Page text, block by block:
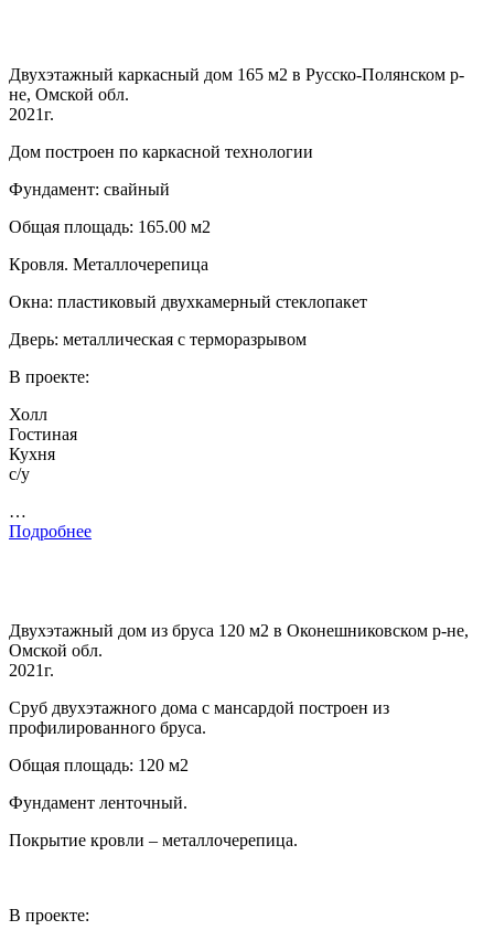
Двухэтажный каркасный дом 165 м2 в Русско-Полянском р-
не, Омской обл.
2021г.
Дом построен по каркасной технологии
Фундамент: свайный
Общая площадь: 165.00 м2
Кровля. Металлочерепица
Окна: пластиковый двухкамерный стеклопакет
Дверь: металлическая с терморазрывом
В проекте:
Холл
Гостиная
Кухня
с/у
…
Подробнее
Двухэтажный дом из бруса 120 м2 в Оконешниковском р-не,
Омской обл.
2021г.
Сруб двухэтажного дома с мансардой построен из
профилированного бруса.
Общая площадь: 120 м2
Фундамент ленточный.
Покрытие кровли – металлочерепица.
В проекте: